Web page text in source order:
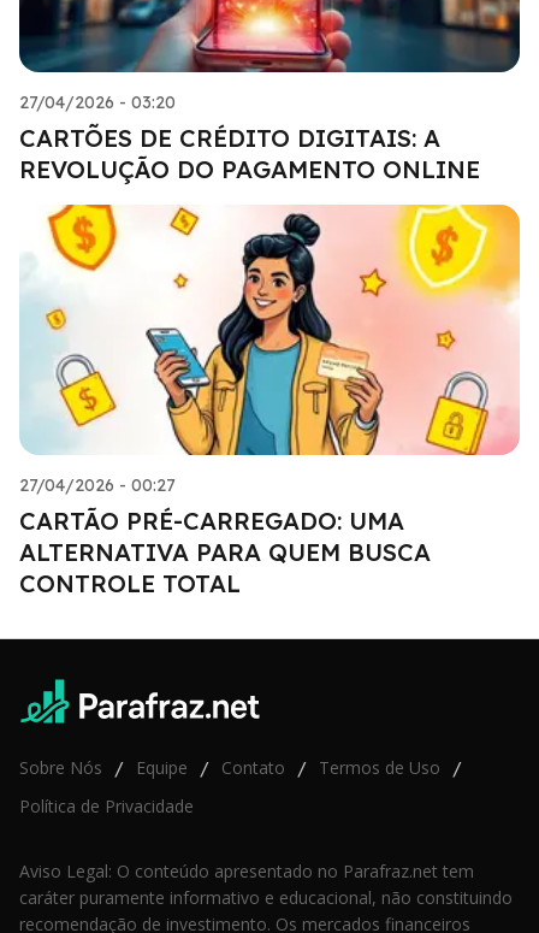
27/04/2026 - 03:20
CARTÕES DE CRÉDITO DIGITAIS: A
REVOLUÇÃO DO PAGAMENTO ONLINE
27/04/2026 - 00:27
CARTÃO PRÉ-CARREGADO: UMA
ALTERNATIVA PARA QUEM BUSCA
CONTROLE TOTAL
Sobre Nós / Equipe / Contato / Termos de Uso /
Política de Privacidade
Aviso Legal: O conteúdo apresentado no Parafraz.net tem
caráter puramente informativo e educacional, não constituindo
recomendação de investimento. Os mercados financeiros